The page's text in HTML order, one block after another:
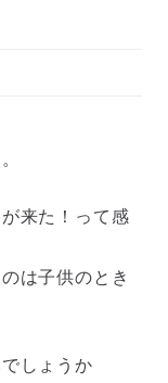
来た！って感
は子供のとき
しょうか